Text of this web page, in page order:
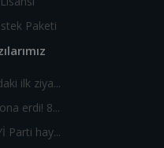
Paketi
ilk ziya...
erdi! 8...
Parti hay...